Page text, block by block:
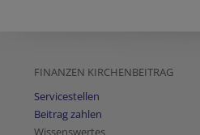
FINANZEN KIRCHENBEITRAG
Servicestellen
Beitrag zahlen
Wissenswertes